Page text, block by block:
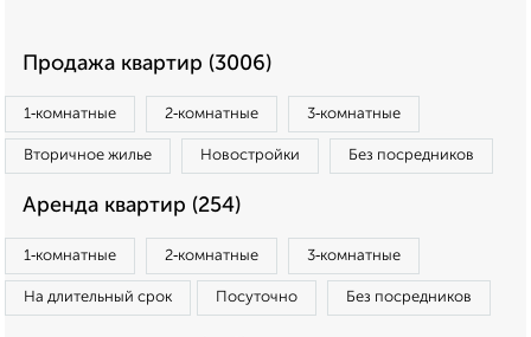
Продажа квартир (3006)
1‑комнатные 2‑комнатные 3‑комнатные
Вторичное жилье Новостройки Без посредников
Аренда квартир (254)
1‑комнатные 2‑комнатные 3‑комнатные
На длительный срок Посуточно Без посредников